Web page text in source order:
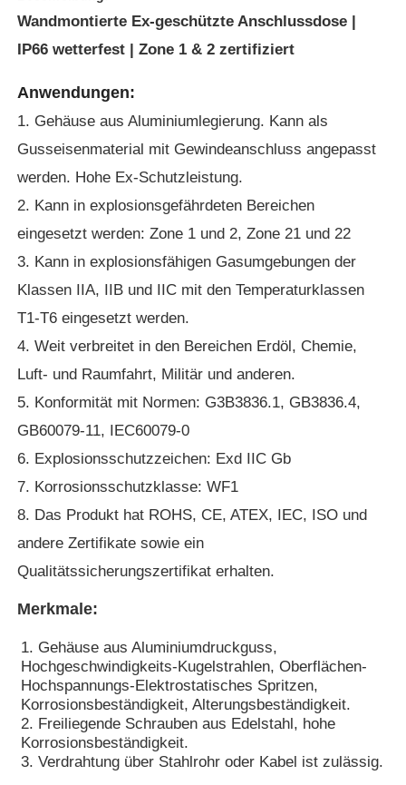
Startseite
Produkte
Über uns
Fabrik Tour
Qualitätskontrolle
Kontakt
Referenzen
Explosionssichere Beleuchtung
Explosionssicheres Warnungs-Licht
explosionsgeschützter Ventilator
Wandmontierte Ex-geschützte Anschlussdose |
IP66 wetterfest | Zone 1 & 2 zertifiziert
Anwendungen:
1. Gehäuse aus Aluminiumlegierung. Kann als
Gusseisenmaterial mit Gewindeanschluss angepasst
werden. Hohe Ex-Schutzleistung.
2. Kann in explosionsgefährdeten Bereichen
eingesetzt werden: Zone 1 und 2, Zone 21 und 22
3. Kann in explosionsfähigen Gasumgebungen der
Klassen IIA, IIB und IIC mit den Temperaturklassen
T1-T6 eingesetzt werden.
4. Weit verbreitet in den Bereichen Erdöl, Chemie,
Luft- und Raumfahrt, Militär und anderen.
5. Konformität mit Normen: G3B3836.1, GB3836.4,
GB60079-11, IEC60079-0
6. Explosionsschutzzeichen: Exd IIC Gb
7. Korrosionsschutzklasse: WF1
8. Das Produkt hat ROHS, CE, ATEX, IEC, ISO und
andere Zertifikate sowie ein
Qualitätssicherungszertifikat erhalten.
Merkmale:
1. Gehäuse aus Aluminiumdruckguss,
Hochgeschwindigkeits-Kugelstrahlen, Oberflächen-
Hochspannungs-Elektrostatisches Spritzen,
Korrosionsbeständigkeit, Alterungsbeständigkeit.
2. Freiliegende Schrauben aus Edelstahl, hohe
Korrosionsbeständigkeit.
3. Verdrahtung über Stahlrohr oder Kabel ist zulässig.